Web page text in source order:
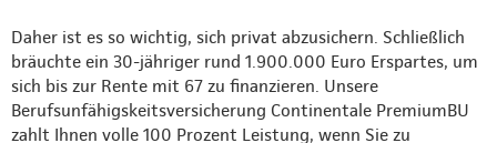
Daher ist es so wichtig, sich privat abzusichern. Schließlich
bräuchte ein 30-jähriger rund 1.900.000 Euro Erspartes, um
sich bis zur Rente mit 67 zu finanzieren. Unsere
Berufsunfähigskeitsversicherung Continentale PremiumBU
zahlt Ihnen volle 100 Prozent Leistung, wenn Sie zu